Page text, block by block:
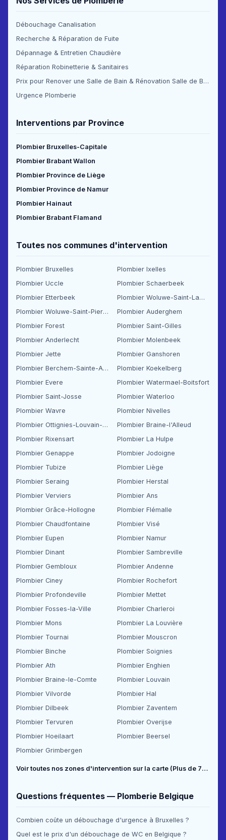
Débouchage Canalisation
Recherche & Réparation de Fuite
Dépannage & Entretien Chaudière
Réparation Robinetterie & Sanitaires
Prix pour Renover une Salle de Bain & Rénovation Salle de Bain Prix
Urgence Plomberie
Interventions par Province
Plombier Bruxelles-Capitale
Plombier Brabant Wallon
Plombier Province de Liège
Plombier Province de Namur
Plombier Hainaut
Plombier Brabant Flamand
Toutes nos communes d'intervention
Plombier Bruxelles
Plombier Ixelles
Plombier Uccle
Plombier Schaerbeek
Plombier Etterbeek
Plombier Woluwe-Saint-Lambert
Plombier Woluwe-Saint-Pierre
Plombier Auderghem
Plombier Forest
Plombier Saint-Gilles
Plombier Anderlecht
Plombier Molenbeek
Plombier Jette
Plombier Ganshoren
Plombier Berchem-Sainte-Agathe
Plombier Koekelberg
Plombier Evere
Plombier Watermael-Boitsfort
Plombier Saint-Josse
Plombier Waterloo
Plombier Wavre
Plombier Nivelles
Plombier Ottignies-Louvain-la-Neuve
Plombier Braine-l'Alleud
Plombier Rixensart
Plombier La Hulpe
Plombier Genappe
Plombier Jodoigne
Plombier Tubize
Plombier Liège
Plombier Seraing
Plombier Herstal
Plombier Verviers
Plombier Ans
Plombier Grâce-Hollogne
Plombier Flémalle
Plombier Chaudfontaine
Plombier Visé
Plombier Eupen
Plombier Namur
Plombier Dinant
Plombier Sambreville
Plombier Gembloux
Plombier Andenne
Plombier Ciney
Plombier Rochefort
Plombier Profondeville
Plombier Mettet
Plombier Fosses-la-Ville
Plombier Charleroi
Plombier Mons
Plombier La Louvière
Plombier Tournai
Plombier Mouscron
Plombier Binche
Plombier Soignies
Plombier Ath
Plombier Enghien
Plombier Braine-le-Comte
Plombier Louvain
Plombier Vilvorde
Plombier Hal
Plombier Dilbeek
Plombier Zaventem
Plombier Tervuren
Plombier Overijse
Plombier Hoeilaart
Plombier Beersel
Plombier Grimbergen
Voir toutes nos zones d'intervention sur la carte (Plus de 70 communes couvertes) →
Questions fréquentes — Plomberie Belgique
Combien coûte un débouchage d'urgence à Bruxelles ?
Quel est le prix d'un débouchage de WC en Belgique ?